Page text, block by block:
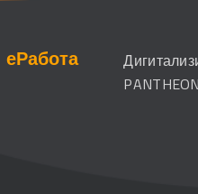
еРабота